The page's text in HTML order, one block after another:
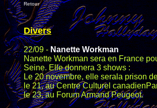
Retour
Divers
22/09 -Nanette Workman
Nanette Workman sera en France
Seine. Elle donnera 3 shows :
Le 20 novembre, elle serala prison
le 21, au Centre Culturel
le 23, au Forum Armand Peugeot.